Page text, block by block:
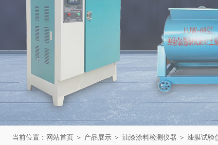
当前位置： 网站首页 ＞ 产品展示 ＞ 油漆涂料检测仪器 ＞ 漆膜试验